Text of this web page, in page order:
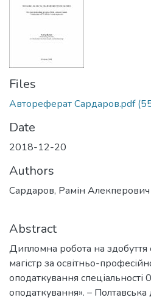
Files
Автореферат Сардаров.pdf
Date
2018-12-20
Authors
Сардаров, Рамін Алекперович
Abstract
Дипломна робота на здобуття
магістр за освітньо-
оподаткування спеціальності
оподаткування». –